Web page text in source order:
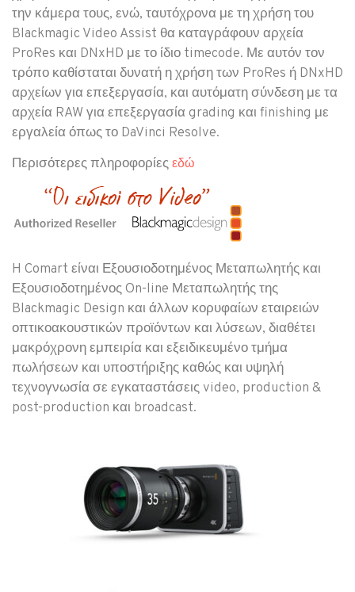
την κάμερα τους, ενώ, ταυτόχρονα με τη χρήση του
Blackmagic Video Assist θα καταγράφουν αρχεία
ProRes και DNxHD με το ίδιο timecode. Με αυτόν τον
τρόπο καθίσταται δυνατή η χρήση των ProRes ή DNxHD
αρχείων για επεξεργασία, και αυτόματη σύνδεση με τα
αρχεία RAW για επεξεργασία grading και finishing με
εργαλεία όπως το DaVinci Resolve.
Περισότερες πληροφορίες εδώ
H Comart είναι Εξουσιοδοτημένος Μεταπωλητής και
Εξουσιοδοτημένος On-line Μεταπωλητής της
Blackmagic Design και άλλων κορυφαίων εταιρειών
οπτικοακουστικών προϊόντων και λύσεων, διαθέτει
μακρόχρονη εμπειρία και εξειδικευμένο τμήμα
πωλήσεων και υποστήριξης καθώς και υψηλή
τεχνογνωσία σε εγκαταστάσεις video, production &
post-production και broadcast.